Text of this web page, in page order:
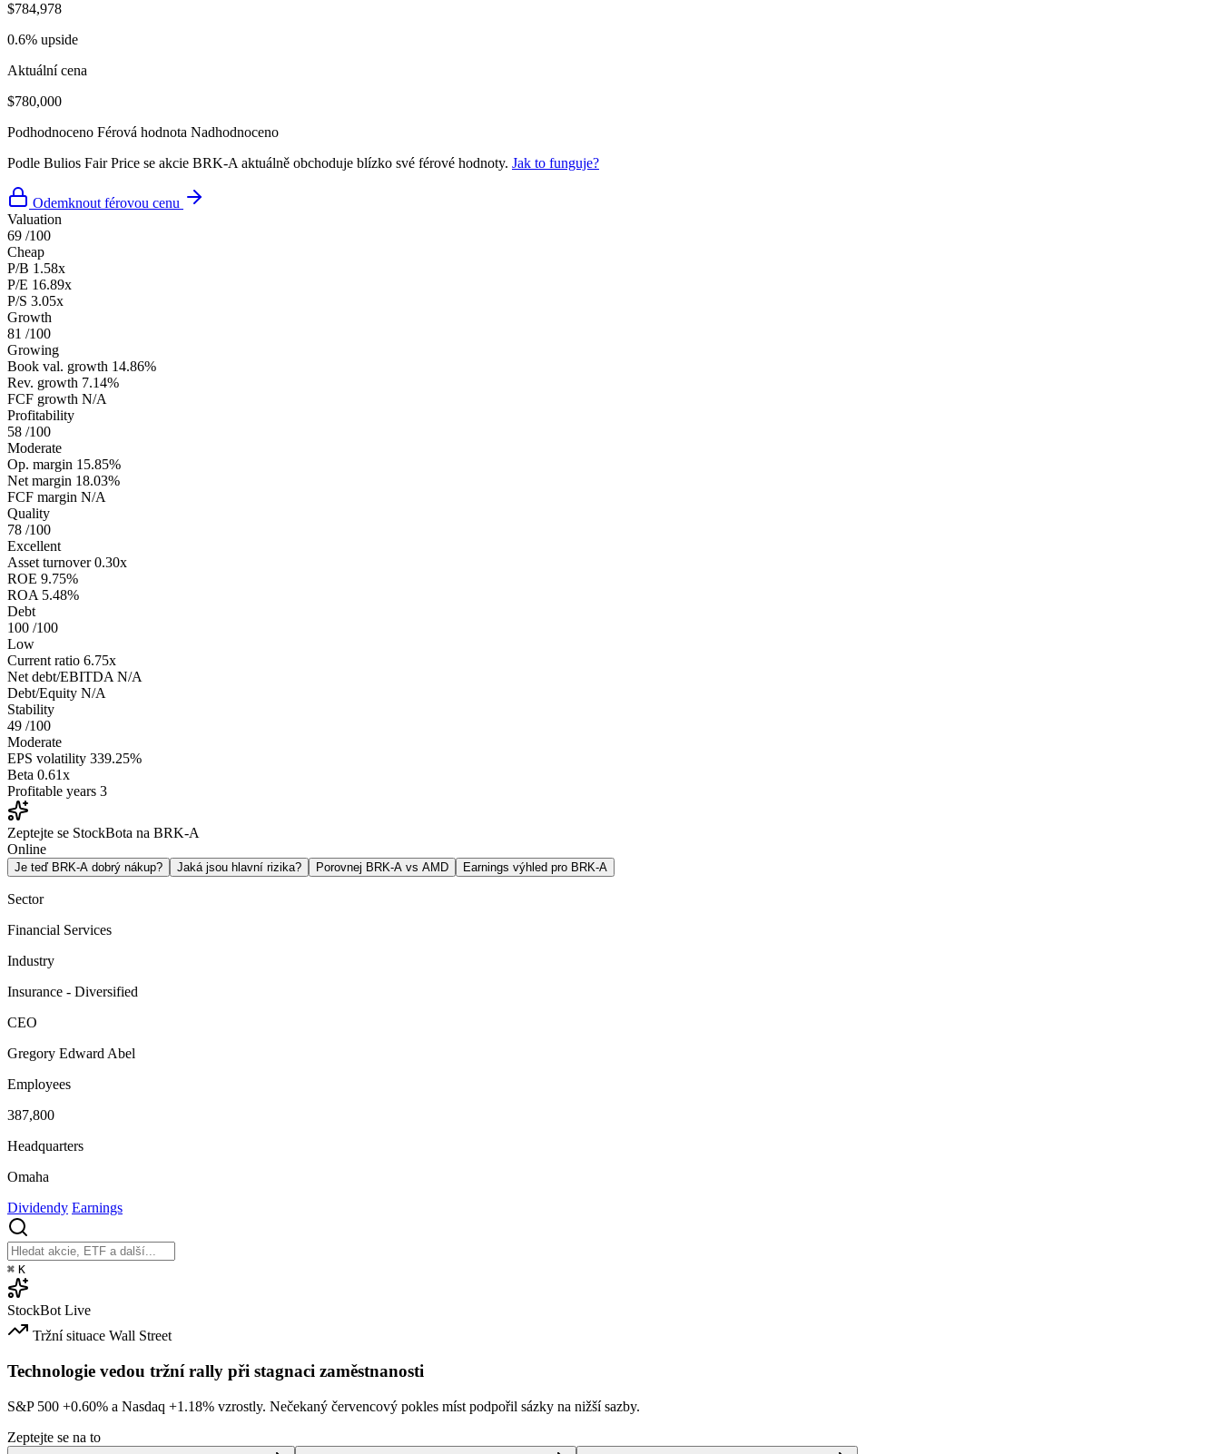
$784,978
0.6% upside
Aktuální cena
$780,000
Podhodnoceno Férová hodnota Nadhodnoceno
Podle Bulios Fair Price se akcie BRK-A aktuálně obchoduje blízko své férové hodnoty. Jak to funguje?
Odemknout férovou cenu
Valuation
69 /100
Cheap
P/B 1.58x
P/E 16.89x
P/S 3.05x
Growth
81 /100
Growing
Book val. growth 14.86%
Rev. growth 7.14%
FCF growth N/A
Profitability
58 /100
Moderate
Op. margin 15.85%
Net margin 18.03%
FCF margin N/A
Quality
78 /100
Excellent
Asset turnover 0.30x
ROE 9.75%
ROA 5.48%
Debt
100 /100
Low
Current ratio 6.75x
Net debt/EBITDA N/A
Debt/Equity N/A
Stability
49 /100
Moderate
EPS volatility 339.25%
Beta 0.61x
Profitable years 3
Zeptejte se StockBota na BRK-A
Online
Je teď BRK-A dobrý nákup? Jaká jsou hlavní rizika? Porovnej BRK-A vs AMD Earnings výhled pro BRK-A
Sector
Financial Services
Industry
Insurance - Diversified
CEO
Gregory Edward Abel
Employees
387,800
Headquarters
Omaha
Dividendy Earnings
⌘ K
StockBot Live
Tržní situace Wall Street
Technologie vedou tržní rally při stagnaci zaměstnanosti
S&P 500 +0.60% a Nasdaq +1.18% vzrostly. Nečekaný červencový pokles míst podpořil sázky na nižší sazby.
Zeptejte se na to